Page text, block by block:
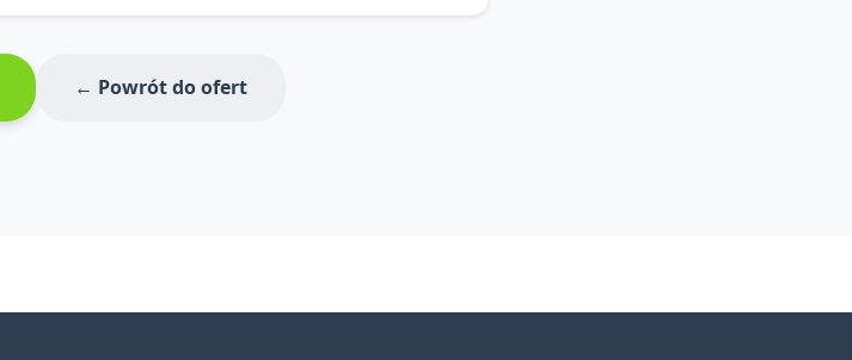
← Powrót do ofert